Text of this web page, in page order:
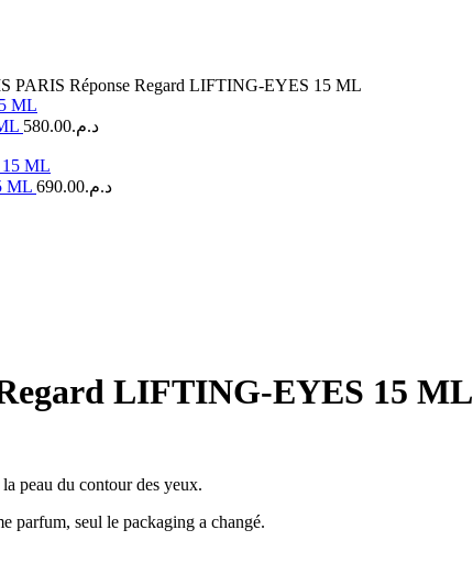
PARIS Réponse Regard LIFTING-EYES 15 ML
د.م.580.00
ML د.م.690.00
LIFTING-EYES 15 ML
peau du contour des yeux.
parfum, seul le packaging a changé.